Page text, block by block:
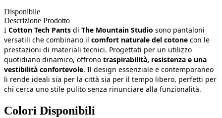
Disponibile
Descrizione Prodotto
I Cotton Tech Pants di The Mountain Studio sono pantaloni
versatili che combinano il comfort naturale del cotone con le
prestazioni di materiali tecnici. Progettati per un utilizzo
quotidiano dinamico, offrono traspirabilità, resistenza e una
vestibilità confortevole. Il design essenziale e contemporaneo
li rende ideali sia per la città sia per il tempo libero, perfetti per
chi cerca uno stile pulito senza rinunciare alla funzionalità.
Colori Disponibili